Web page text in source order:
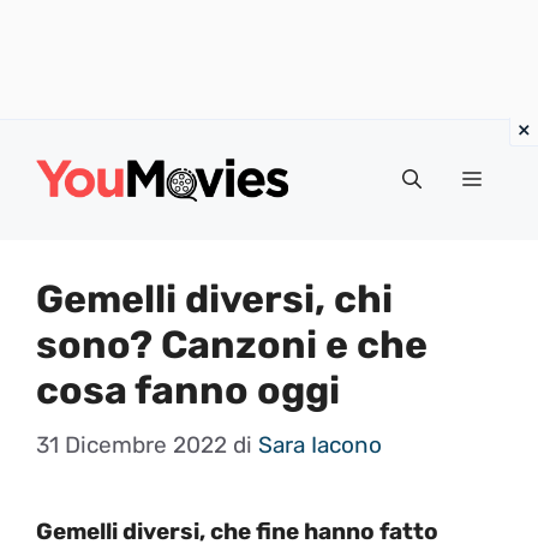
Menu
Gemelli diversi, chi
sono? Canzoni e che
cosa fanno oggi
31 Dicembre 2022 di Sara Iacono
Gemelli diversi, che fine hanno fatto